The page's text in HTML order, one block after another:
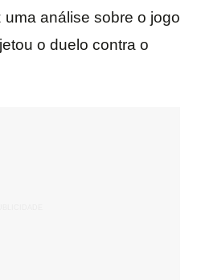
análise sobre o jogo
o duelo contra o